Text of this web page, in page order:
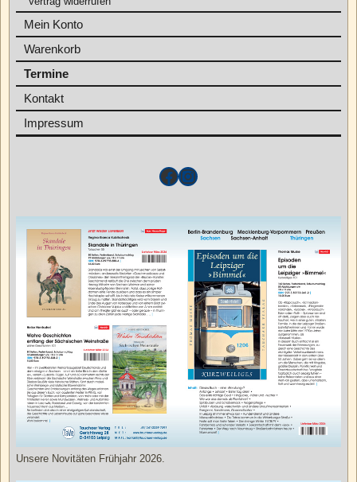
Mein Konto
Warenkorb
Termine
Kontakt
Impressum
Unsere Novitäten Frühjahr 2026.